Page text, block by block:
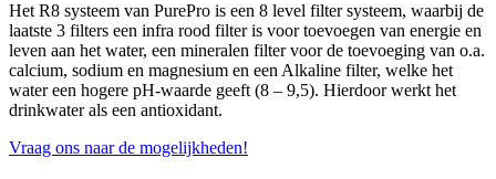
Het R8 systeem van PurePro is een 8 level filter systeem, waarbij de
laatste 3 filters een infra rood filter is voor toevoegen van energie en
leven aan het water, een mineralen filter voor de toevoeging van o.a.
calcium, sodium en magnesium en een Alkaline filter, welke het
water een hogere pH-waarde geeft (8 – 9,5). Hierdoor werkt het
drinkwater als een antioxidant.
Vraag ons naar de mogelijkheden!